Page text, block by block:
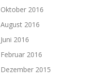
Oktober 2016
August 2016
Juni 2016
Februar 2016
Dezember 2015